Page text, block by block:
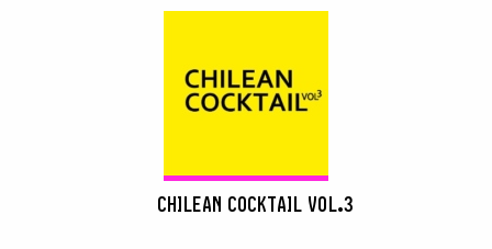
CHILEAN COCKTAIL VOL.3